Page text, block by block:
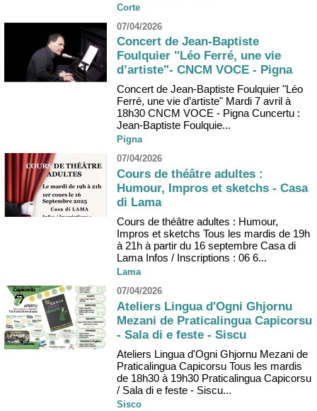
Corte
07/04/2026
Concert de Jean-Baptiste
Foulquier "Léo Ferré, une vie
d’artiste"- CNCM VOCE - Pigna
Concert de Jean-Baptiste Foulquier "Léo
Ferré, une vie d’artiste" Mardi 7 avril à
18h30 CNCM VOCE - Pigna Cuncertu :
Jean-Baptiste Foulquie...
Pigna
07/04/2026
Cours de théâtre adultes :
Humour, Impros et sketchs - Casa
di Lama
Cours de théâtre adultes : Humour,
Impros et sketchs Tous les mardis de 19h
à 21h à partir du 16 septembre Casa di
Lama Infos / Inscriptions : 06 6...
Lama
07/04/2026
Ateliers Lingua d'Ogni Ghjornu
Mezani de Praticalingua Capicorsu
- Sala di e feste - Siscu
Ateliers Lingua d'Ogni Ghjornu Mezani de
Praticalingua Capicorsu Tous les mardis
de 18h30 à 19h30 Praticalingua Capicorsu
/ Sala di e feste - Siscu...
Sisco